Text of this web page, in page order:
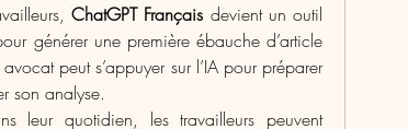
ChatGPT Français devient un outil
générer une première ébauche d’article
peut s’appuyer sur l’IA pour préparer
son analyse.
leur quotidien, les travailleurs peuvent